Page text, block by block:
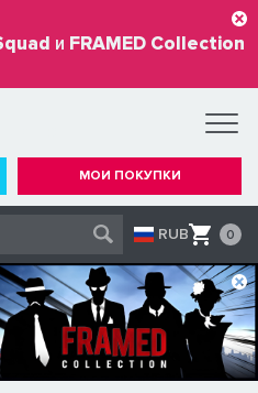
и FRAMED Collection
МОИ ПОКУПКИ
RUB 0